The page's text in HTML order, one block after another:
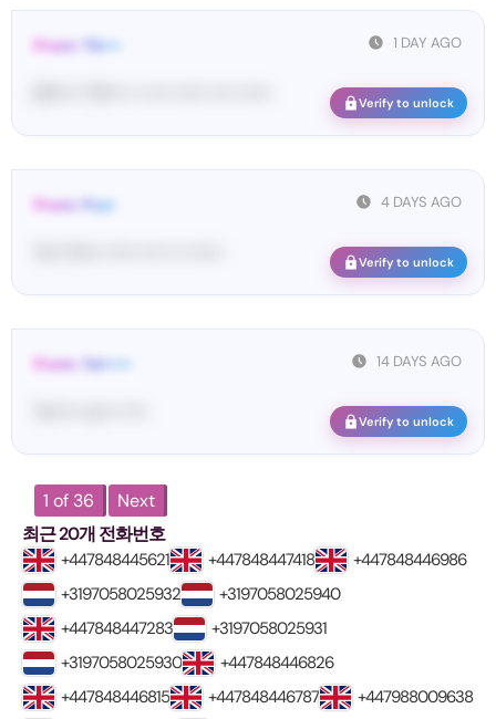
1 DAY AGO
From: Tik•••
Verify to unlock
4 DAYS AGO
From: Pos•
Verify to unlock
14 DAYS AGO
From: Tel•••••
Verify to unlock
1 of 36
Next
최근 20개 전화번호
+447848445621 +447848447418
+447848446986
+3197058025932
+3197058025940
+447848447283
+3197058025931
+3197058025930
+447848446826
+447848446815
+447848446787
+447988009638